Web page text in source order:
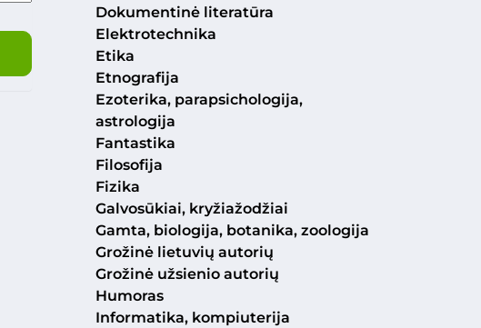
Dokumentinė literatūra
Elektrotechnika
Etika
Etnografija
Ezoterika, parapsichologija,
astrologija
Fantastika
Filosofija
Fizika
Galvosūkiai, kryžiažodžiai
Gamta, biologija, botanika, zoologija
Grožinė lietuvių autorių
Grožinė užsienio autorių
Humoras
Informatika, kompiuterija